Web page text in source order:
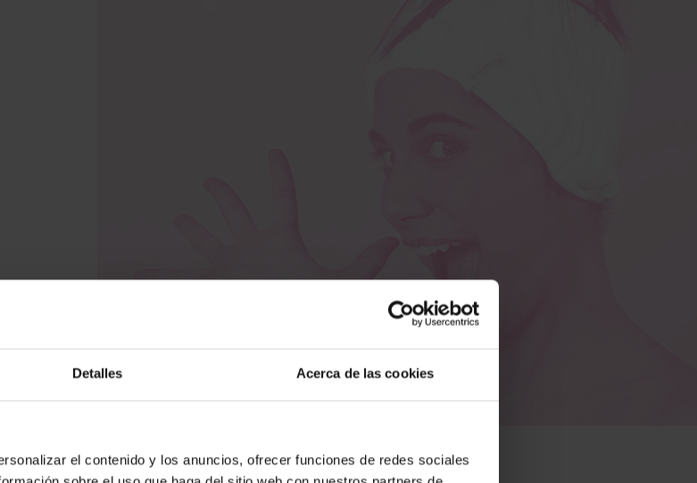
Detalles Acerca de las cookies
el contenido y los anuncios, ofrecer funciones de redes sociales